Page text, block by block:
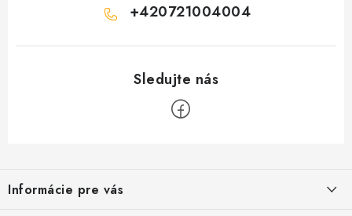
+420721004004
pInformácie pre vás